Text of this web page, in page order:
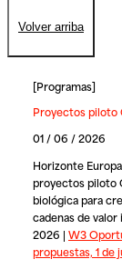
Volver arriba
[Programas]
Proyectos piloto
01 / 06 / 2026
Horizonte
proyectos piloto
biológica para
cadenas de
2026 | W3
propuestas, 1 de